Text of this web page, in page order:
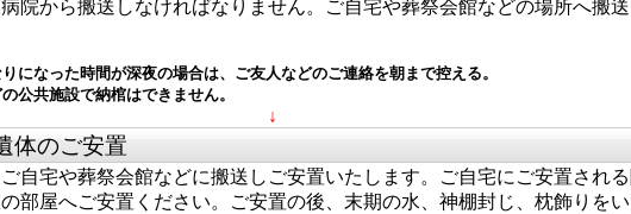
院から搬送しなければなりません。ご自宅や葬祭会館などの場所へ搬
になった時間が深夜の場合は、ご友人などのご連絡を朝まで控える。
公共施設で納棺はできません。
体のご安置
自宅や葬祭会館などに搬送しご安置いたします。ご自宅にご安置され
部屋へご安置ください。ご安置の後、末期の水、神棚封じ、枕飾りをい